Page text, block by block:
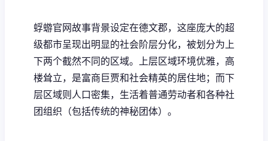
蜉蝣官网故事背景设定在德文郡，这座庞大的超
级都市呈现出明显的社会阶层分化，被划分为上
下两个截然不同的区域。上层区域环境优雅，高
楼耸立，是富商巨贾和社会精英的居住地；而下
层区域则人口密集，生活着普通劳动者和各种社
团组织（包括传统的神秘团体）。